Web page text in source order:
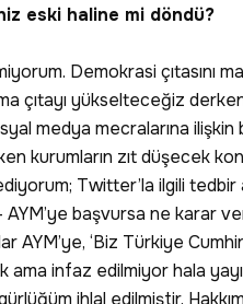
eski haline mi döndü?
Demokrasi çıtasını
çıtayı yükselteceğiz
medya mecralarına
kurumların zıt düşecek
Twitter’la ilgili tedbir
başvursa ne karar
AYM’ye, ‘Biz Türkiye
ama infaz edilmiyor hala
ihlal edilmiştir.